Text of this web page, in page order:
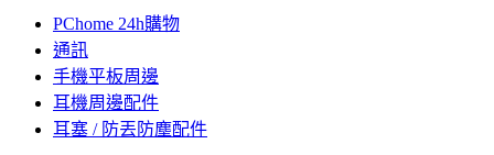
PChome 24h購物
通訊
手機平板周邊
耳機周邊配件
耳塞 / 防丟防塵配件